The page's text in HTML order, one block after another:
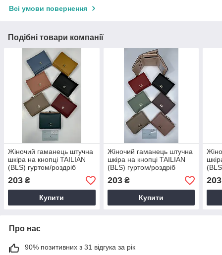
Всі умови повернення
Подібні товари компанії
Жіночий гаманець штучна
шкіра на кнопці TAILIAN
(BLS) гуртом/роздріб
203 ₴
Купити
Жіночий гаманець штучна
шкіра на кнопці TAILIAN
(BLS) гуртом/роздріб
203₴
Купити
203
Про нас
90% позитивних з 31 відгука за рік